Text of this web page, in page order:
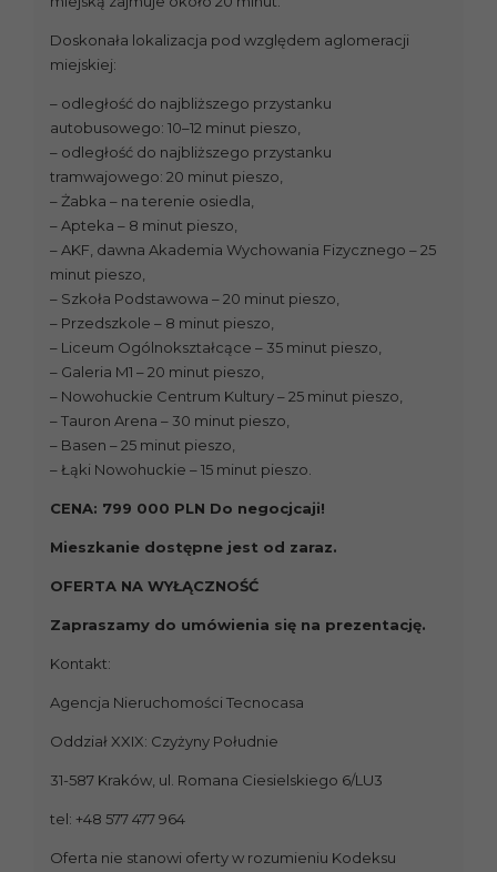
Doskonała lokalizacja pod względem aglomeracji
miejskiej:
– odległość do najbliższego przystanku
autobusowego: 10–12 minut pieszo,
– odległość do najbliższego przystanku
tramwajowego: 20 minut pieszo,
– Żabka – na terenie osiedla,
– Apteka – 8 minut pieszo,
– AKF, dawna Akademia Wychowania Fizycznego – 25
minut pieszo,
– Szkoła Podstawowa – 20 minut pieszo,
– Przedszkole – 8 minut pieszo,
– Liceum Ogólnokształcące – 35 minut pieszo,
– Galeria M1 – 20 minut pieszo,
– Nowohuckie Centrum Kultury – 25 minut pieszo,
– Tauron Arena – 30 minut pieszo,
– Basen – 25 minut pieszo,
– Łąki Nowohuckie – 15 minut pieszo.
CENA: 799 000 PLN Do negocjcaji!
Mieszkanie dostępne jest od zaraz.
OFERTA NA WYŁĄCZNOŚĆ
Zapraszamy do umówienia się na prezentację.
Kontakt:
Agencja Nieruchomości Tecnocasa
Oddział XXIX: Czyżyny Południe
31-587 Kraków, ul. Romana Ciesielskiego 6/LU3
tel: +48 577 477 964
Oferta nie stanowi oferty w rozumieniu Kodeksu